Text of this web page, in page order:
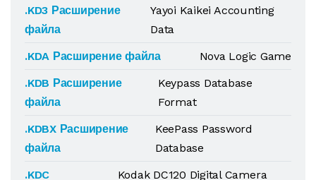
.KD3 Расширение
файла
Yayoi Kaikei Accounting
Data
.KDA Расширение файла
Nova Logic Game
.KDB Расширение
файла
Keypass Database
Format
.KDBX Расширение
файла
KeePass Password
Database
.KDC
Kodak DC120 Digital Camera